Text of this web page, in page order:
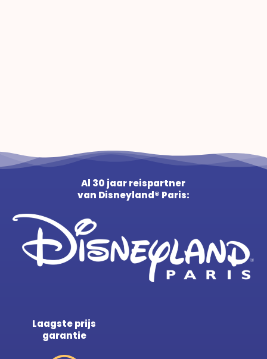
Al 30 jaar reispartner
van Disneyland® Paris:
Laagste prijs
garantie